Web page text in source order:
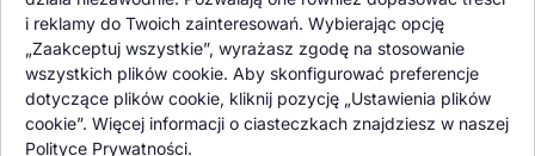
Nasiennictwa.
i reklamy do Twoich zainteresowań. Wybierając opcję
„Zaakceptuj wszystkie”, wyrażasz zgodę na stosowanie
wszystkich plików cookie. Aby skonfigurować preferencje
dotyczące plików cookie, kliknij pozycję „Ustawienia plików
cookie”. Więcej informacji o ciasteczkach znajdziesz w naszej
Polityce Prywatności.